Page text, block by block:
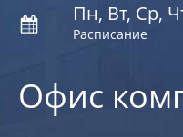
Офис
Пн, Вт, Ср,
Расписание